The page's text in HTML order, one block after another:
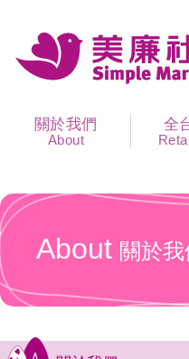
關於我們
About
全
About 關於我